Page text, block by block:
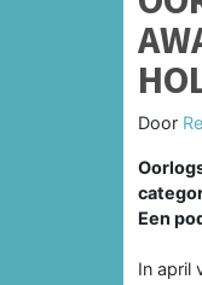
Door
Een
In april